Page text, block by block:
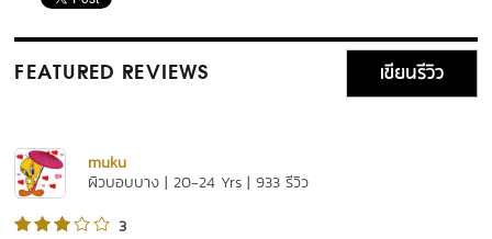
FEATURED REVIEWS เขียนรีวิว
muku
ผิวบอบบาง | 20-24 Yrs | 933 รีวิว
3